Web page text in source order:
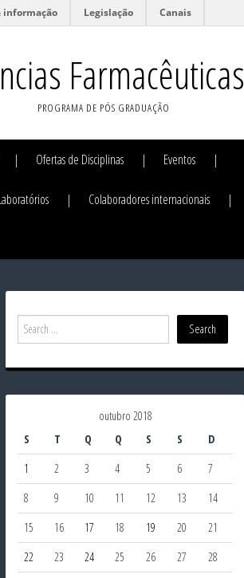
informação Legislação Canais
Farmacêuticas
PROGRAMA DE PÓS GRADUAÇÃO
Ofertas de Disciplinas Eventos
Colaboradores internacionais
outubro 2018
S
T Q Q S S
D
1
2 3 4 5 6
7
8
9 10 11 12 13
14
15
16 17 18 19 20
21
22
23 24 25 26 27
28